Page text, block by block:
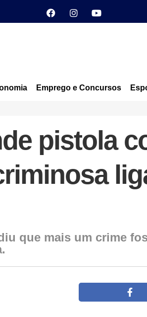
Emprego e Concursos
pistola
que mais um crime